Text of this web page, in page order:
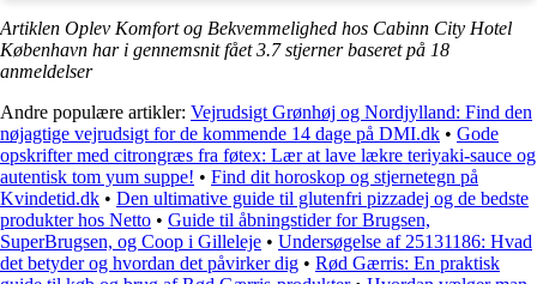
Artiklen Oplev Komfort og Bekvemmelighed hos Cabinn City Hotel
København har i gennemsnit fået3.7stjerner baseret på 18
anmeldelser
Andre populære artikler: Vejrudsigt Grønhøj og Nordjylland: Find den
nøjagtige vejrudsigt for de kommende 14 dage på DMI.dk • Gode
opskrifter med citrongræs fra føtex: Lær at lave lækre teriyaki-sauce og
autentisk tom yum suppe! • Find dit horoskop og stjernetegn på
Kvindetid.dk • Den ultimative guide til glutenfri pizzadej og de bedste
produkter hos Netto • Guide til åbningstider for Brugsen,
SuperBrugsen, og Coop i Gilleleje • Undersøgelse af 25131186: Hvad
det betyder og hvordan det påvirker dig • Rød Gærris: En praktisk